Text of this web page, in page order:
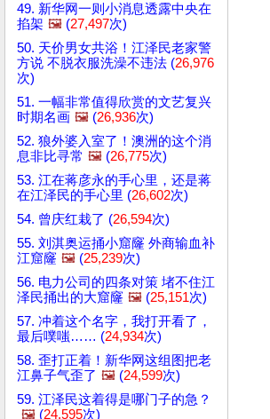
49. 新华网一则小消息透露中央在
掐架 🖼️ (27,497次)
50. 天价男女共浴！江泽民老家警
方说 不脱衣服洗澡不违法 (26,976
次)
51. 一幅非常值得欣赏的文艺复兴
时期名画 🖼️ (26,936次)
52. 狼外婆入室了！澳洲的这个消
息非比寻常 🖼️ (26,775次)
53. 江在蒋彦永的手心里，还是蒋
在江泽民的手心里 (26,602次)
54. 曾庆红栽了 (26,594次)
55. 刘淇奥运捅小窟窿 外商输血补
江窟窿 🖼️ (25,239次)
56. 电力公司的四条对策 堵不住江
泽民捅出的大窟窿 🖼️ (25,151次)
57. 冲着这个名字，我打开看了，
最后噗嗤…… (24,934次)
58. 歪打正着！新华网这组图把老
江鼻子气歪了 🖼️ (24,599次)
59. 江泽民这着得是哪门子的急？
🖼️ (24,595次)